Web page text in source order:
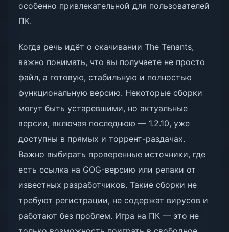
особенно привлекательной для пользователей
ПК.
Когда речь идёт о скачивании The Tenants,
важно понимать, что вы получаете не просто
файл, а готовую, стабильную и полностью
функциональную версию. Некоторые сборки
могут быть устаревшими, но актуальные
версии, включая последнюю — 1.2.10, уже
доступны в прямых и торрент-раздачах.
Важно выбирать проверенные источники, где
есть ссылка на GOG-версию или репаки от
известных разработчиков. Такие сборки не
требуют регистрации, не содержат вирусов и
работают без проблем. Игра на ПК — это не